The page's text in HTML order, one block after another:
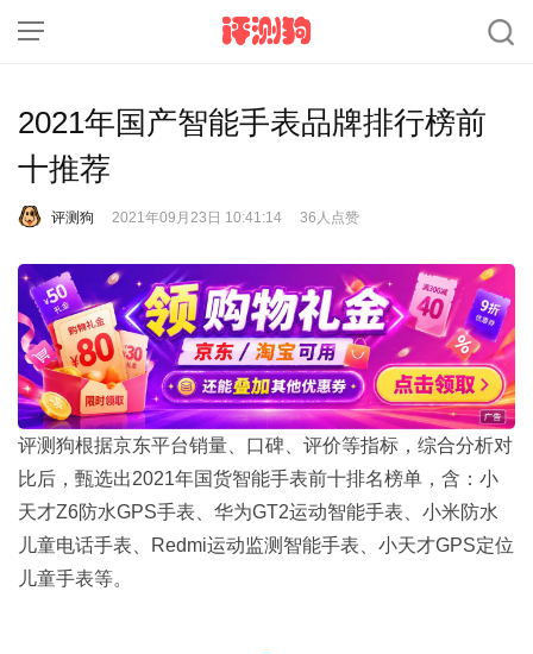
2021年国产智能手表品牌排行榜前
十推荐
评测狗 2021年09月23日 10:41:14 36人点赞
评测狗根据京东平台销量、口碑、评价等指标，综合分析对
比后，甄选出2021年国货智能手表前十排名榜单，含：小
天才Z6防水GPS手表、华为GT2运动智能手表、小米防水
儿童电话手表、Redmi运动监测智能手表、小天才GPS定位
儿童手表等。